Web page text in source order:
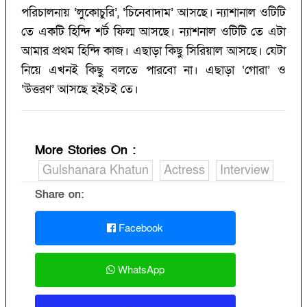
পরিচালনায় ‘লুকোচুরি’, ‘চিনেবাদাম’ আসছে। ন্যাশানাল ওটিটি
তে একটি হিন্দি শর্ট ফিল্ম আসছে। ন্যাশনাল ওটিটি তে এটা
আমার প্রথম হিন্দি কাজ। এছাড়া কিছু সিরিয়াল আসছে। যেটা
নিয়ে এখনই কিছু বলতে পারবো না। এছাড়া ‘গোরা’ ও
‘উত্তরণ’ আসছে হইচই তে।
More Stories On :
Gulshanara Khatun
Actress Interview
Share on:
Facebook
WhatsApp